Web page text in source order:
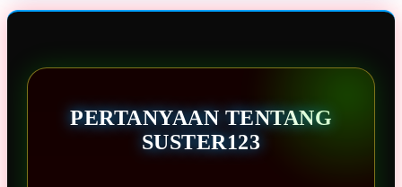
PERTANYAAN TENTANG
SUSTER123